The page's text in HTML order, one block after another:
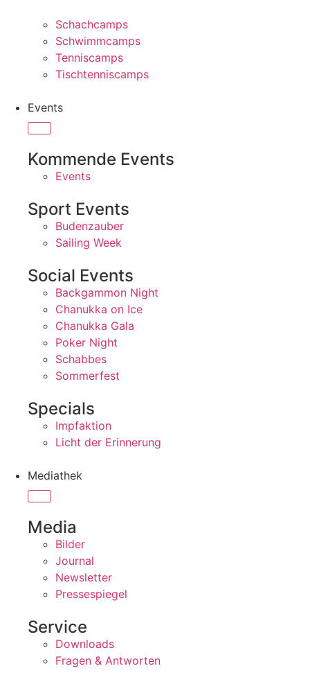
Schachcamps
Schwimmcamps
Tenniscamps
Tischtenniscamps
Events
Kommende Events
Events
Sport Events
Budenzauber
Sailing Week
Social Events
Backgammon Night
Chanukka on Ice
Chanukka Gala
Poker Night
Schabbes
Sommerfest
Specials
Impfaktion
Licht der Erinnerung
Mediathek
Media
Bilder
Journal
Newsletter
Pressespiegel
Service
Downloads
Fragen & Antworten